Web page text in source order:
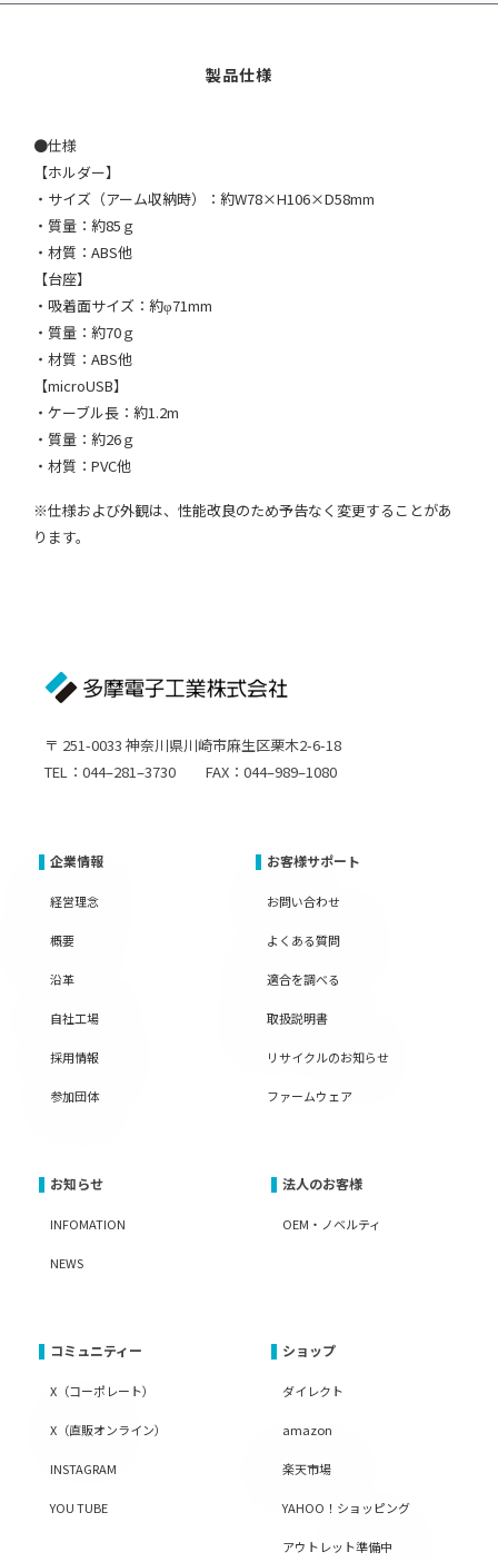
●仕様
【ホルダー】
・サイズ（アーム収納時）：約W78×H106×D58mm
・質量：約85ｇ
・材質：ABS他
【台座】
・吸着面サイズ：約φ71mm
・質量：約70ｇ
・材質：ABS他
【microUSB】
・ケーブル長：約1.2m
・質量：約26ｇ
・材質：PVC他
※仕様および外観は、性能改良のため予告なく変更することがあ
ります。
〒 251-0033 神奈川県川崎市麻生区栗木2-6-18
TEL：044–281–3730 FAX：044–989–1080
企業情報
経営理念
概要
沿革
自社工場
採用情報
参加団体
お客様サポート
お問い合わせ
よくある質問
適合を調べる
取扱説明書
リサイクルのお知らせ
ファームウェア
お知らせ
INFOMATION
NEWS
法人のお客様
OEM・ノベルティ
コミュニティー
X（コーポレート）
X（直販オンライン）
INSTAGRAM
YOU TUBE
ショップ
ダイレクト
amazon
楽天市場
YAHOO！ショッピング
アウトレット準備中